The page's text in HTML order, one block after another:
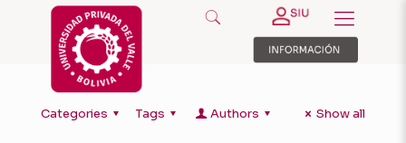
Categories Tags Authors Show all